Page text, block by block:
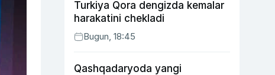
Turkiya Qora dengizda kemalar
harakatini chekladi
Bugun, 18:45
Qashqadaryoda yangi